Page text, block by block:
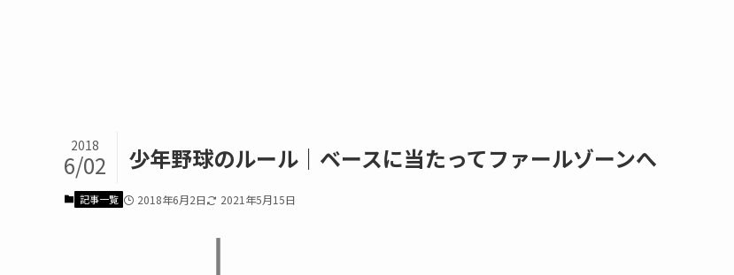
少年野球のルール｜ベースに当たってファールゾーンへ
2018
6/02
記事一覧 2018年6月2日 2021年5月15日